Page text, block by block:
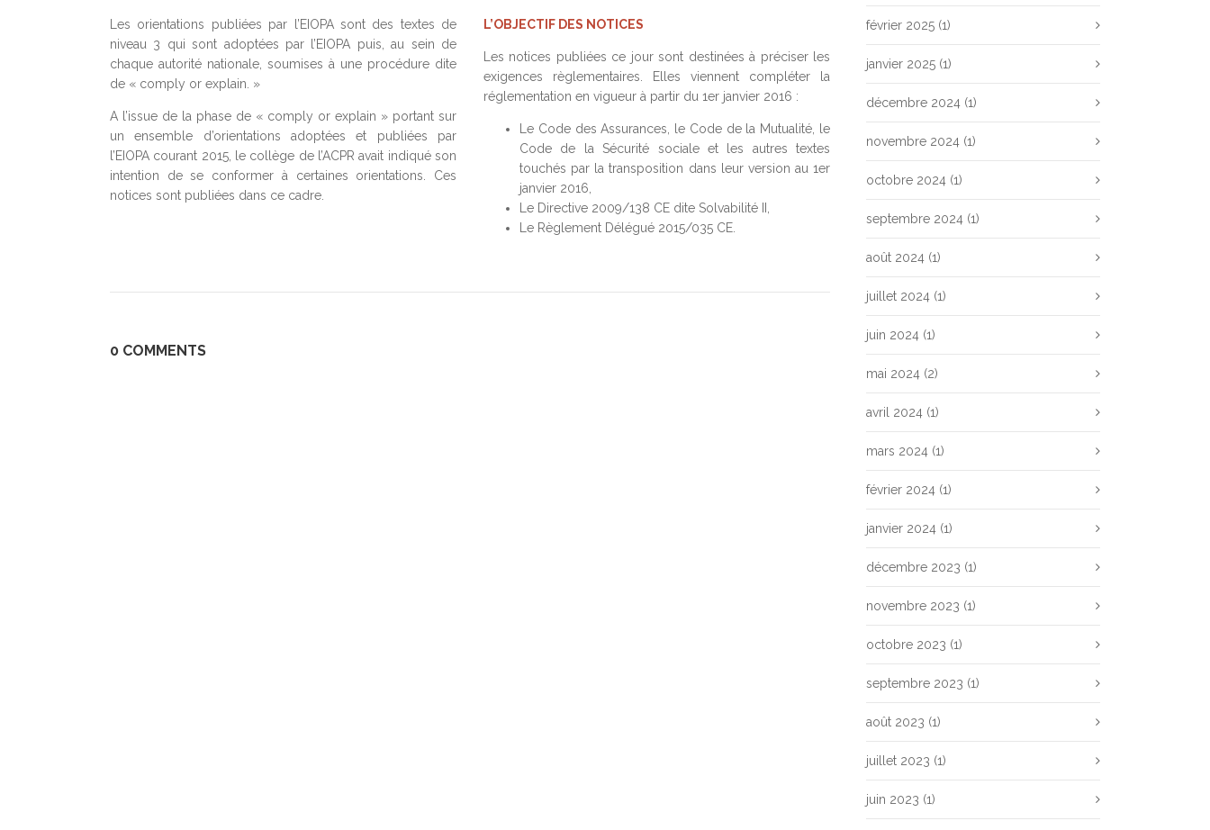
Les orientations publiées par l’EIOPA sont des textes de
niveau 3 qui sont adoptées par l’EIOPA puis, au sein de
chaque autorité nationale, soumises à une procédure dite
de « comply or explain. »
A l’issue de la phase de « comply or explain » portant sur
un ensemble d’orientations adoptées et publiées par
l’EIOPA courant 2015, le collège de l’ACPR avait indiqué son
intention de se conformer à certaines orientations. Ces
notices sont publiées dans ce cadre.
L’OBJECTIF DES NOTICES
Les notices publiées ce jour sont destinées à préciser les
exigences règlementaires. Elles viennent compléter la
réglementation en vigueur à partir du 1er janvier 2016 :
Le Code des Assurances, le Code de la Mutualité, le
Code de la Sécurité sociale et les autres textes
touchés par la transposition dans leur version au 1er
janvier 2016,
Le Directive 2009/138 CE dite Solvabilité II,
Le Règlement Délégué 2015/035 CE.
0 COMMENTS
février 2025 (1)
janvier 2025 (1)
décembre 2024 (1)
novembre 2024 (1)
octobre 2024 (1)
septembre 2024 (1)
août 2024 (1)
juillet 2024 (1)
juin 2024 (1)
mai 2024 (2)
avril 2024 (1)
mars 2024 (1)
février 2024 (1)
janvier 2024 (1)
décembre 2023 (1)
novembre 2023 (1)
octobre 2023 (1)
septembre 2023 (1)
août 2023 (1)
juillet 2023 (1)
juin 2023 (1)